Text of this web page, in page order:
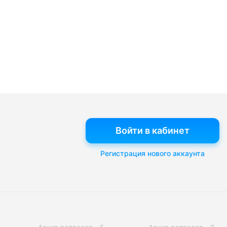
Войти в кабинет
Регистрация нового аккаунта